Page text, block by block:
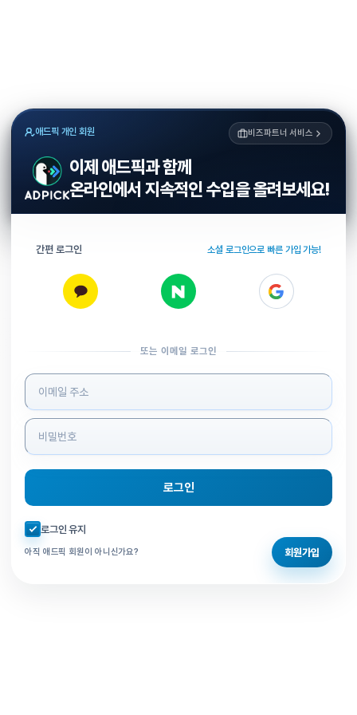
애드픽 개인 회원 비즈파트너 서비스
이제 애드픽과 함께
온라인에서 지속적인 수입을 올려보세요!
간편 로그인 소셜 로그인으로 빠른 가입 가능!
또는 이메일 로그인
로그인 정보 입력
로그인
자동로그인 체크
로그인 유지
아직 애드픽 회원이 아니신가요? 회원가입